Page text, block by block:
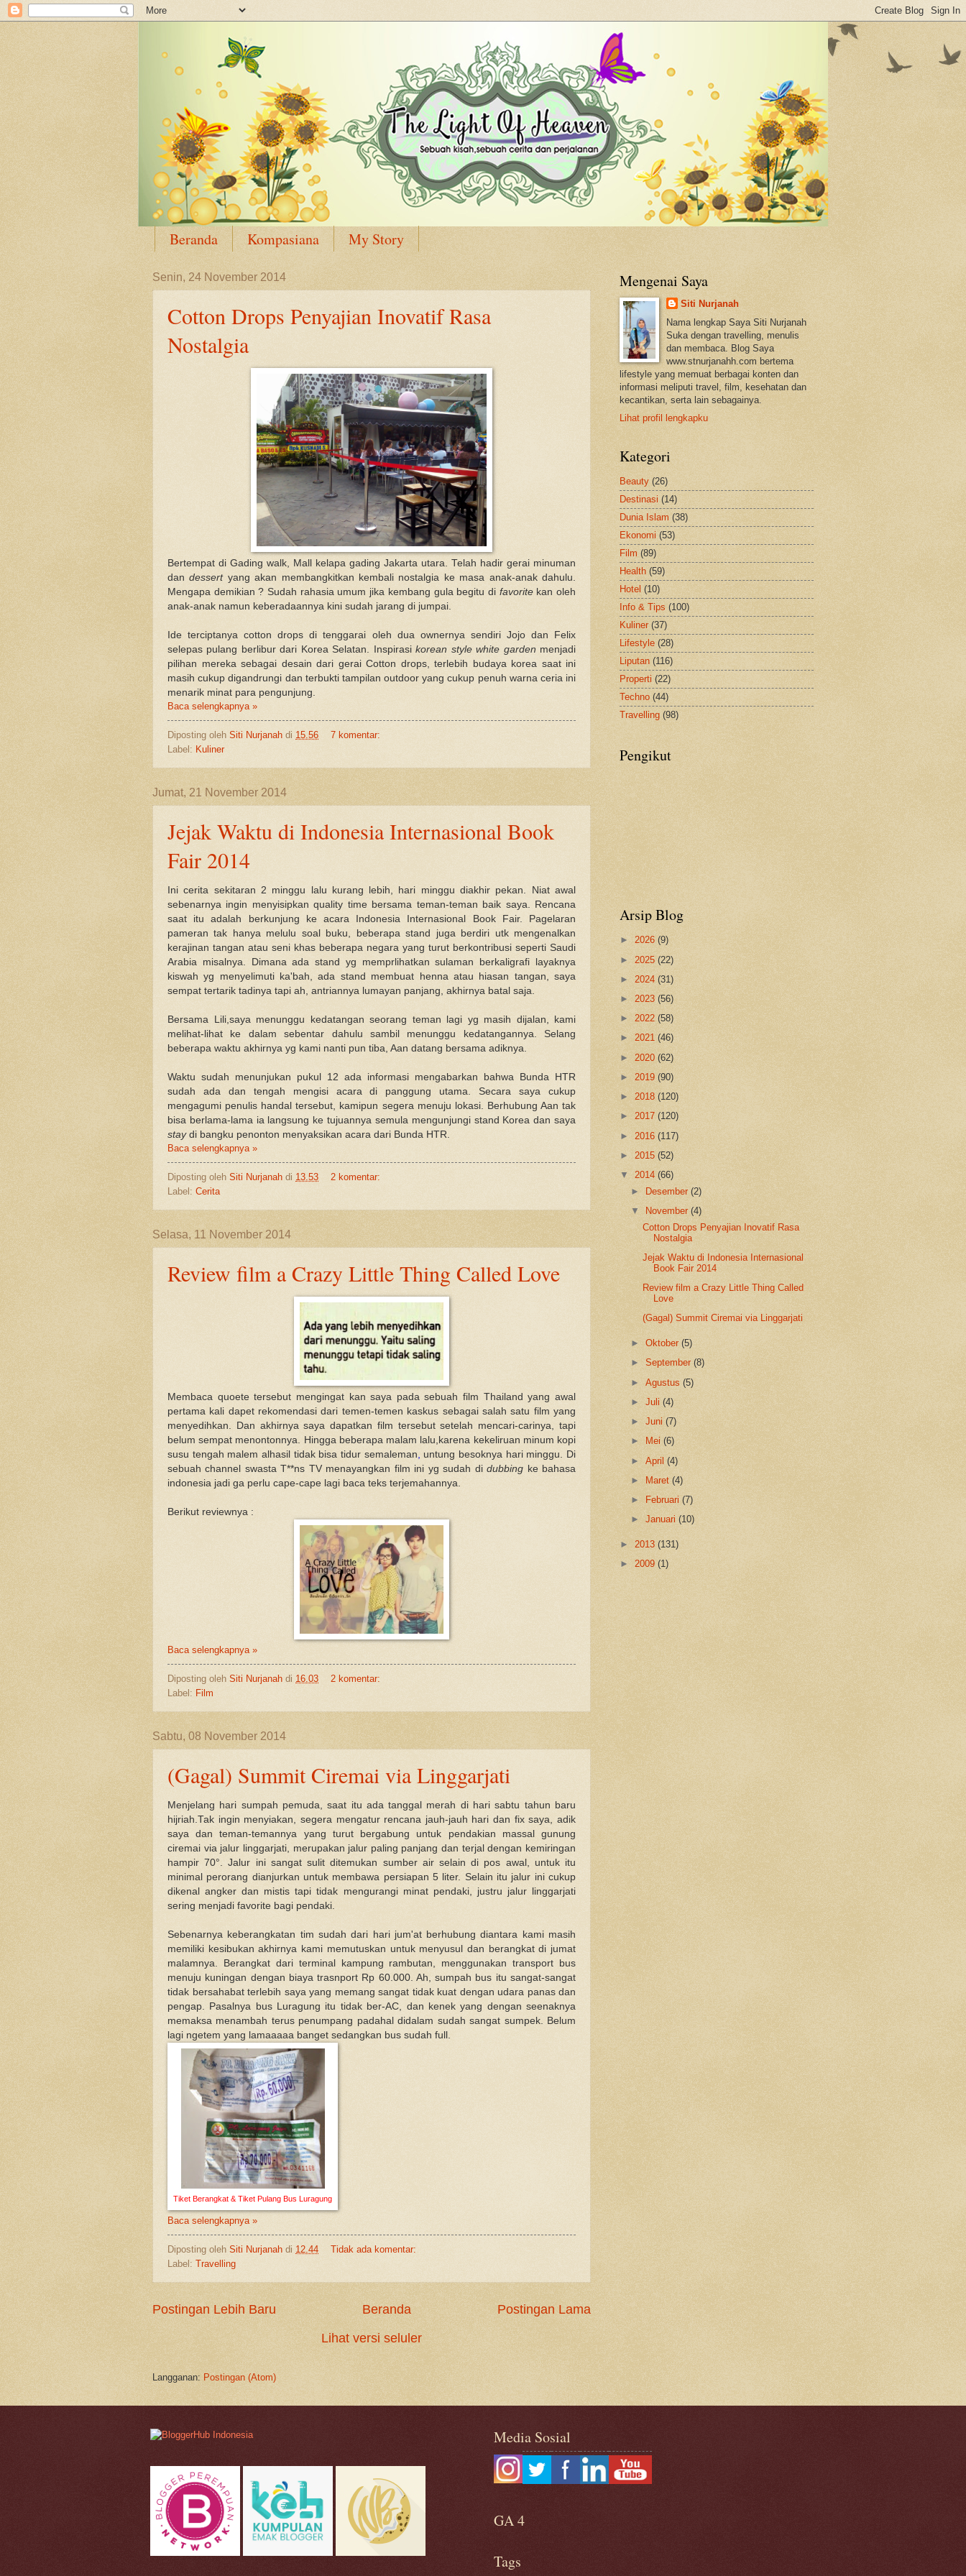
Beranda Kompasiana My Story
Senin, 24 November 2014
Cotton Drops Penyajian Inovatif Rasa
Nostalgia
Bertempat di Gading walk, Mall kelapa gading Jakarta utara. Telah hadir gerai minuman
dandessertyang akan membangkitkan kembali nostalgia ke masa anak-anak dahulu.
Mengapa demikian ? Sudah rahasia umum jika kembang gula begitu di favoritekan oleh
anak-anak namun keberadaannya kini sudah jarang di jumpai.
Ide terciptanya cotton drops di tenggarai oleh dua ownernya sendiri Jojo dan Felix
selepas pulang berlibur dari Korea Selatan. Inspirasikorean style white garden menjadi
pilihan mereka sebagai desain dari gerai Cotton drops, terlebih budaya korea saat ini
masih cukup digandrungi dan terbukti tampilan outdoor yang cukup penuh warna ceria ini
menarik minat para pengunjung.
Baca selengkapnya »
Diposting oleh Siti Nurjanah di 15.56
7 komentar:
Label: Kuliner
Jumat, 21 November 2014
Jejak Waktu di Indonesia Internasional Book
Fair 2014
Ini cerita sekitaran 2 minggu lalu kurang lebih, hari minggu diakhir pekan. Niat awal
sebenarnya ingin menyisipkan quality time bersama teman-teman baik saya. Rencana
saat itu adalah berkunjung ke acara Indonesia Internasional Book Fair. Pagelaran
pameran tak hanya melulu soal buku, beberapa stand juga berdiri utk mengenalkan
kerajinan tangan atau seni khas beberapa negara yang turut berkontribusi seperti Saudi
Arabia misalnya. Dimana ada stand yg memprlihatkan sulaman berkaligrafi layaknya
kiswah yg menyelimuti ka'bah, ada stand membuat henna atau hiasan tangan, saya
sempat tertarik tadinya tapi ah, antriannya lumayan panjang, akhirnya batal saja.
Bersama Lili,saya menunggu kedatangan seorang teman lagi yg masih dijalan, kami
melihat-lihat ke dalam sebentar dahulu sambil menunggu kedatangannya. Selang
beberapa waktu akhirnya yg kami nanti pun tiba, Aan datang bersama adiknya.
Waktu sudah menunjukan pukul 12 ada informasi mengabarkan bahwa Bunda HTR
sudah ada dan tengah mengisi acara di panggung utama. Secara saya cukup
mengagumi penulis handal tersebut, kamipun segera menuju lokasi. Berhubung Aan tak
bisa berlama-lama ia langsung ke tujuannya semula mengunjungi stand Korea dan saya
stay di bangku penonton menyaksikan acara dari Bunda HTR.
Baca selengkapnya »
Diposting oleh Siti Nurjanah di 13.53
2 komentar:
Label: Cerita
Selasa, 11 November 2014
Review film a Crazy Little Thing Called Love
Membaca quoete tersebut mengingat kan saya pada sebuah film Thailand yang awal
pertama kali dapet rekomendasi dari temen-temen kaskus sebagai salah satu film yang
menyedihkan. Dan akhirnya saya dapatkan film tersebut setelah mencari-carinya, tapi
belum sempat menontonnya. Hingga beberapa malam lalu,karena kekeliruan minum kopi
susu tengah malem alhasil tidak bisa tidur semaleman
untung besoknya hari minggu. Di
sebuah channel swasta T**ns TV menayangkan film ini yg sudah didubbing ke bahasa
indonesia jadi ga perlu cape-cape lagi baca teks terjemahannya.
Berikut reviewnya :
Baca selengkapnya »
Diposting oleh Siti Nurjanah di 16.03
2 komentar:
Label: Film
Sabtu, 08 November 2014
(Gagal) Summit Ciremai via Linggarjati
Menjelang hari sumpah pemuda, saat itu ada tanggal merah di hari sabtu tahun baru
hijriah.Tak ingin menyiakan, segera mengatur rencana jauh-jauh hari dan fix saya, adik
saya dan teman-temannya yang turut bergabung untuk pendakian massal gunung
ciremai via jalur linggarjati, merupakan jalur paling panjang dan terjal dengan kemiringan
hampir 70°. Jalur ini sangat sulit ditemukan sumber air selain di pos awal, untuk itu
minimal perorang dianjurkan untuk membawa persiapan 5 liter. Selain itu jalur ini cukup
dikenal angker dan mistis tapi tidak mengurangi minat pendaki, justru jalur linggarjati
sering menjadi favorite bagi pendaki.
Sebenarnya keberangkatan tim sudah dari hari jum'at berhubung diantara kami masih
memiliki kesibukan akhirnya kami memutuskan untuk menyusul dan berangkat di jumat
malamnya. Berangkat dari terminal kampung rambutan, menggunakan transport bus
menuju kuningan dengan biaya trasnport Rp 60.000. Ah, sumpah bus itu sangat-sangat
tidak bersahabat terlebih saya yang memang sangat tidak kuat dengan udara panas dan
pengap. Pasalnya bus Luragung itu tidak ber-AC, dan kenek yang dengan seenaknya
memaksa menambah terus penumpang padahal didalam sudah sangat sumpek. Belum
lagi ngetem yang lamaaaaa banget sedangkan bus sudah full.
Tiket Berangkat & Tiket Pulang Bus Luragung
Baca selengkapnya »
Diposting oleh Siti Nurjanah di 12.44
Tidak ada komentar:
Label: Travelling
Postingan Lebih Baru Postingan Lama
Beranda
Lihat versi seluler
Langganan: Postingan (Atom)
Mengenai Saya
Siti Nurjanah
Nama lengkap Saya Siti Nurjanah
Suka dengan travelling, menulis
dan membaca. Blog Saya
www.stnurjanahh.com bertema
lifestyle yang memuat berbagai konten dan
informasi meliputi travel, film, kesehatan dan
kecantikan, serta lain sebagainya.
Lihat profil lengkapku
Kategori
Beauty (26)
Destinasi (14)
Dunia Islam (38)
Ekonomi (53)
Film (89)
Health (59)
Hotel (10)
Info & Tips (100)
Kuliner (37)
Lifestyle (28)
Liputan (116)
Properti (22)
Techno (44)
Travelling (98)
Pengikut
Arsip Blog
► 2026 (9)
► 2025 (22)
► 2024 (31)
► 2023 (56)
► 2022 (58)
► 2021 (46)
► 2020 (62)
► 2019 (90)
► 2018 (120)
► 2017 (120)
► 2016 (117)
► 2015 (52)
▼ 2014 (66)
► Desember(2)
▼
November(4)
Cotton Drops Penyajian Inovatif Rasa
Nostalgia
Jejak Waktu di Indonesia Internasional
Book Fair 2014
Review film a Crazy Little Thing Called
Love
(Gagal) Summit Ciremai via Linggarjati
►Oktober(5)
►September(8)
►Agustus(5)
►Juli(4)
►Juni(7)
►
Mei(6)
►April(4)
►
Maret(4)
►
Februari(7)
►Januari(10)
► 2013 (131)
► 2009 (1)
Media Sosial
GA 4
Tags